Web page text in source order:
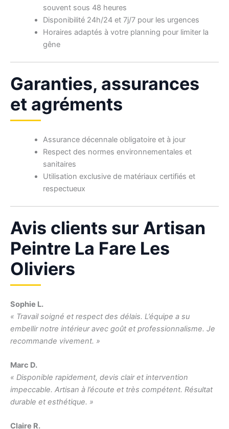
souvent sous 48 heures
Disponibilité 24h/24 et 7j/7 pour les urgences
Horaires adaptés à votre planning pour limiter la
gêne
Garanties, assurances
et agréments
Assurance décennale obligatoire et à jour
Respect des normes environnementales et
sanitaires
Utilisation exclusive de matériaux certifiés et
respectueux
Avis clients sur Artisan
Peintre La Fare Les
Oliviers
Sophie L.
« Travail soigné et respect des délais. L’équipe a su
embellir notre intérieur avec goût et professionnalisme. Je
recommande vivement. »
Marc D.
« Disponible rapidement, devis clair et intervention
impeccable. Artisan à l’écoute et très compétent. Résultat
durable et esthétique. »
Claire R.